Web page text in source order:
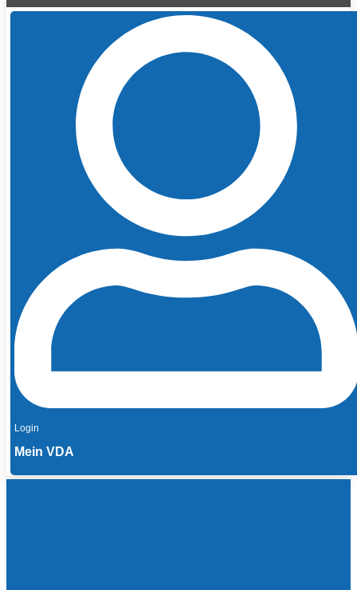
Login
Mein VDA